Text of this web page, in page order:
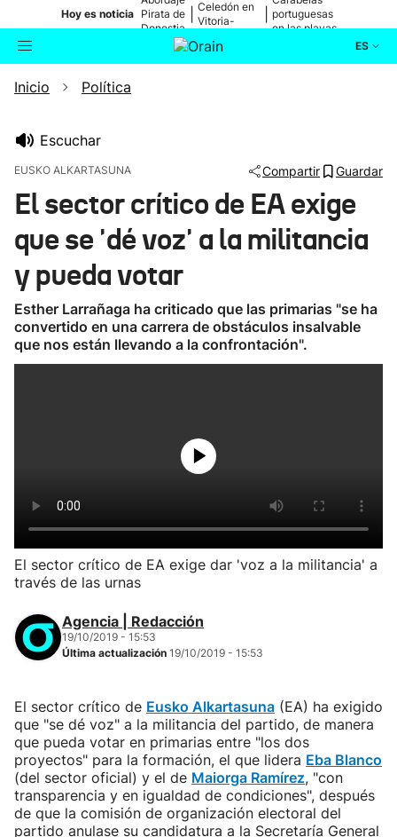
Hoy es noticia Pirata de
Donostia
Celedón en
Vitoria-
portuguesas
en las playas
ES
Buscador
Ikusmiran
Eguraldia
Inicio Política
Escuchar
EUSKO ALKARTASUNA Compartir Guardar
El sector crítico de EA exige
que se 'dé voz' a la militancia
y pueda votar
Esther Larrañaga ha criticado que las primarias "se ha
convertido en una carrera de obstáculos insalvable
que nos están llevando a la confrontación".
El sector crítico de EA exige dar 'voz a la militancia' a
través de las urnas
Agencia | Redacción
19/10/2019 - 15:53
Última actualización 19/10/2019 - 15:53
El sector crítico de Eusko Alkartasuna (EA) ha exigido
que "se dé voz" a la militancia del partido, de manera
que pueda votar en primarias entre "los dos
proyectos" para la formación, el que lidera Eba Blanco
(del sector oficial) y el de Maiorga Ramírez, "con
transparencia y en igualdad de condiciones", después
de que la comisión de organización electoral del
partido anulase su candidatura a la Secretaría General